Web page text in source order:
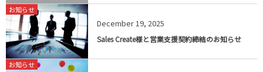
お知らせ
December19, 2025
Sales Create様と営業支援契約締結のお知らせ
お知らせ